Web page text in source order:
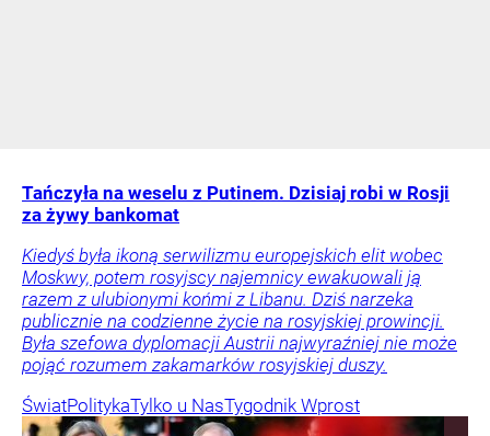
Tańczyła na weselu z Putinem. Dzisiaj robi w Rosji
za żywy bankomat
Kiedyś była ikoną serwilizmu europejskich elit wobec
Moskwy, potem rosyjscy najemnicy ewakuowali ją
razem z ulubionymi końmi z Libanu. Dziś narzeka
publicznie na codzienne życie na rosyjskiej prowincji.
Była szefowa dyplomacji Austrii najwyraźniej nie może
pojąć rozumem zakamarków rosyjskiej duszy.
ŚwiatPolitykaTylko u NasTygodnik Wprost